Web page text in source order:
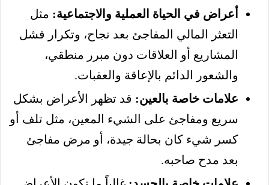
أعراض في الحياة العملية والاجتماعية: مثل
التعثر المالي المفاجئ بعد نجاح، وتكرار فشل
المشاريع أو العلاقات دون مبرر منطقي،
والشعور الدائم بالإعاقة والعقبات.
علامات خاصة بالعين: قد تظهر الأعراض بشكل
سريع ومفاجئ على الشيء المعين، مثل تلف أو
كسر شيء كان بحالة جيدة، أو مرض مفاجئ
بعد مدح صاحبه.